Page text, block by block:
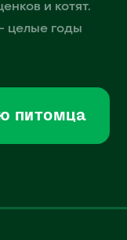
и котят.
целые годы
питомца